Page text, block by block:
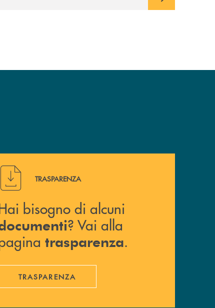
Hai bisogno di alcuni documenti ? Vai alla pagina
TRASPARENZA
bisogno di alcuni
? Vai alla
trasparenza.
TRASPARENZA